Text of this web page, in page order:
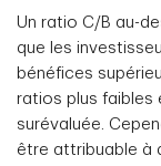
Un ratio C/B au-
que les
bénéfices
ratios plus faibles
surévaluée.
être attribuable à